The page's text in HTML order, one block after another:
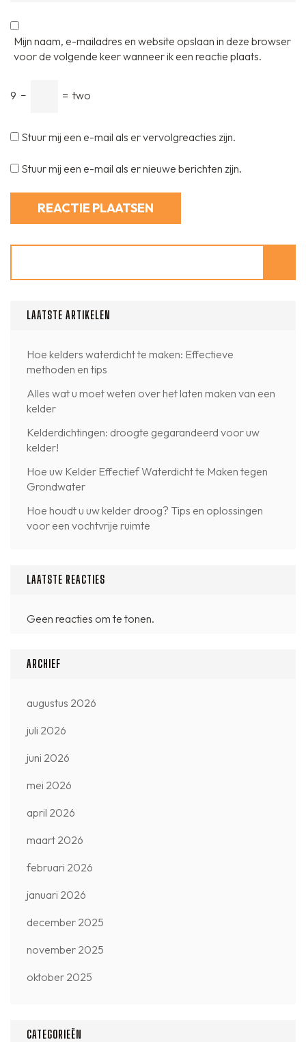
Mijn naam, e-mailadres en website opslaan in deze browser
voor de volgende keer wanneer ik een reactie plaats.
9 − = two
Stuur mij een e-mail als er vervolgreacties zijn.
Stuur mij een e-mail als er nieuwe berichten zijn.
LAATSTE ARTIKELEN
Hoe kelders waterdicht te maken: Effectieve
methoden en tips
Alles wat u moet weten over het laten maken van een
kelder
Kelderdichtingen: droogte gegarandeerd voor uw
kelder!
Hoe uw Kelder Effectief Waterdicht te Maken tegen
Grondwater
Hoe houdt u uw kelder droog? Tips en oplossingen
voor een vochtvrije ruimte
LAATSTE REACTIES
Geen reacties om te tonen.
ARCHIEF
augustus 2026
juli 2026
juni 2026
mei 2026
april 2026
maart 2026
februari 2026
januari 2026
december 2025
november 2025
oktober 2025
CATEGORIEËN